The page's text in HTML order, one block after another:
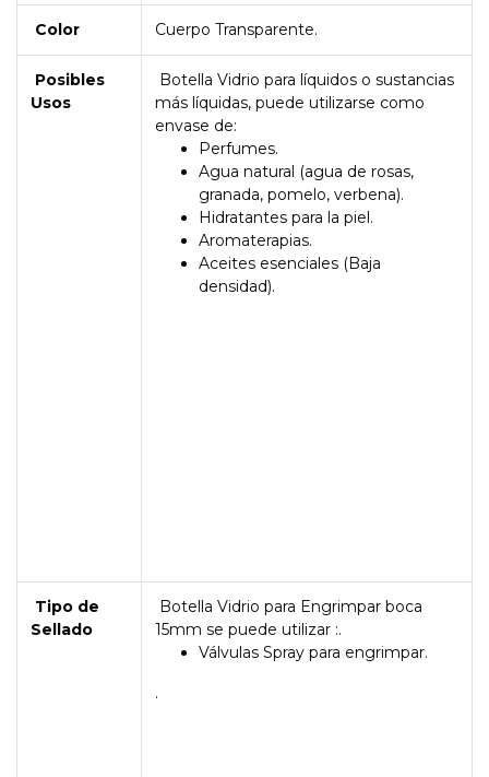
Color Cuerpo Transparente.
Posibles
Usos
Botella Vidrio para líquidos o sustancias
más líquidas, puede utilizarse como
envase de:
Perfumes.
Agua natural (agua de rosas,
granada, pomelo, verbena).
Hidratantes para la piel.
Aromaterapias.
Aceites esenciales (Baja
densidad).
Tipo de
Sellado
Botella Vidrio para Engrimpar boca
15mm se puede utilizar :.
Válvulas Spray para engrimpar.
.